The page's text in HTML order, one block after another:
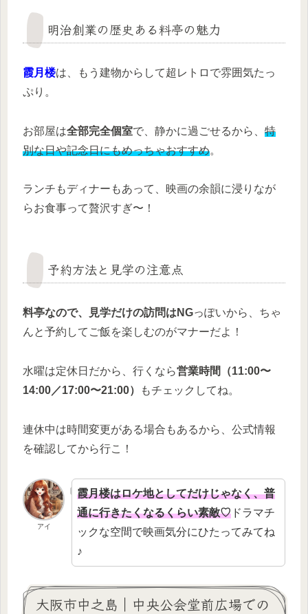
明治創業の歴史ある料亭の魅力
霞月楼は、もう建物からして超レトロで雰囲気たっ
ぷり。
お部屋は全部完全個室で、静かに過ごせるから、 特
別な日や記念日にもめっちゃおすすめ。
ランチもディナーもあって、映画の余韻に浸りなが
らお食事って贅沢すぎ〜！
予約方法と見学の注意点
料亭なので、見学だけの訪問はNGっぽいから、ちゃ
んと予約してご飯を楽しむのがマナーだよ！
水曜は定休日だから、行くなら営業時間（11:00〜
14:00／17:00〜21:00）
もチェックしてね。
連休中は時間変更がある場合もあるから、公式情報
を確認してから行こ！
アイ
霞月楼はロケ地としてだけじゃなく、普
通に行きたくなるくらい素敵♡ ドラマチ
ックな空間で映画気分にひたってみてね
♪
大阪市中之島｜中央公会堂前広場での